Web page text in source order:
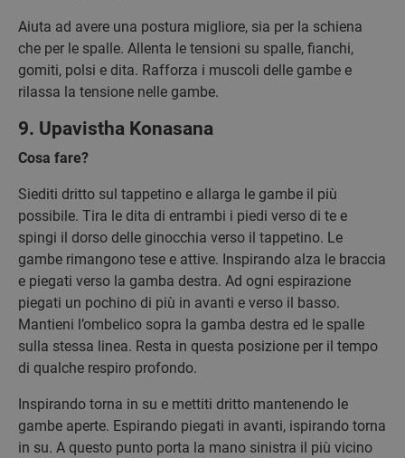
Aiuta ad avere una postura migliore, sia per la schiena
che per le spalle. Allenta le tensioni su spalle, fianchi,
gomiti, polsi e dita. Rafforza i muscoli delle gambe e
rilassa la tensione nelle gambe.
9. Upavistha Konasana
Cosa fare?
Siediti dritto sul tappetino e allarga le gambe il più
possibile. Tira le dita di entrambi i piedi verso di te e
spingi il dorso delle ginocchia verso il tappetino. Le
gambe rimangono tese e attive. Inspirando alza le braccia
e piegati verso la gamba destra. Ad ogni espirazione
piegati un pochino di più in avanti e verso il basso.
Mantieni l’ombelico sopra la gamba destra ed le spalle
sulla stessa linea. Resta in questa posizione per il tempo
di qualche respiro profondo.
Inspirando torna in su e mettiti dritto mantenendo le
gambe aperte. Espirando piegati in avanti, ispirando torna
in su. A questo punto porta la mano sinistra il più vicino